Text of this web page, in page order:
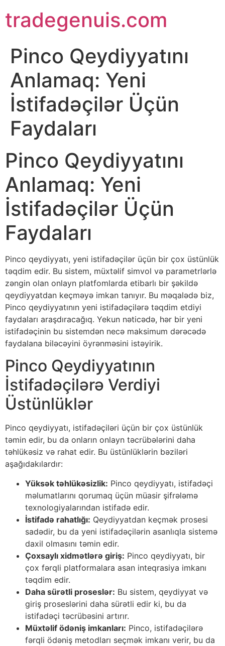
to
content
tradegenuis.com
Pinco Qeydiyyatını
Anlamaq: Yeni
İstifadəçilər Üçün
Faydaları
Pinco Qeydiyyatını
Anlamaq: Yeni
İstifadəçilər Üçün
Faydaları
Pinco qeydiyyatı, yeni istifadəçilər üçün bir çox üstünlük
təqdim edir. Bu sistem, müxtəlif simvol və parametrlərlə
zəngin olan onlayn platfomlarda etibarlı bir şəkildə
qeydiyyatdan keçməyə imkan tanıyır. Bu məqalədə biz,
Pinco qeydiyyatının yeni istifadəçilərə təqdim etdiyi
faydaları araşdıracağıq. Yekun nəticədə, hər bir yeni
istifadəçinin bu sistemdən necə maksimum dərəcədə
faydalana biləcəyini öyrənməsini istəyirik.
Pinco Qeydiyyatının
İstifadəçilərə Verdiyi
Üstünlüklər
Pinco qeydiyyatı, istifadəçiləri üçün bir çox üstünlük
təmin edir, bu da onların onlayn təcrübələrini daha
təhlükəsiz və rahat edir. Bu üstünlüklərin bəziləri
aşağıdakılardır:
Yüksək təhlükəsizlik: Pinco qeydiyyatı, istifadəçi
məlumatlarını qorumaq üçün müasir şifrələmə
texnologiyalarından istifadə edir.
İstifadə rahatlığı: Qeydiyyatdan keçmək prosesi
sadədir, bu da yeni istifadəçilərin asanlıqla sistemə
daxil olmasını təmin edir.
Çoxsaylı xidmətlərə giriş: Pinco qeydiyyatı, bir
çox fərqli platformalara asan inteqrasiya imkanı
təqdim edir.
Daha sürətli proseslər: Bu sistem, qeydiyyat və
giriş proseslərini daha sürətli edir ki, bu da
istifadəçi təcrübəsini artırır.
Müxtəlif ödəniş imkanları: Pinco, istifadəçilərə
fərqli ödəniş metodları seçmək imkanı verir, bu da